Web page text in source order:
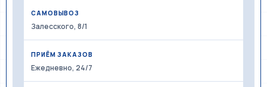
САМОВЫВОЗ
Залесского, 8/1
ПРИЁМ ЗАКАЗОВ
Ежедневно, 24/7